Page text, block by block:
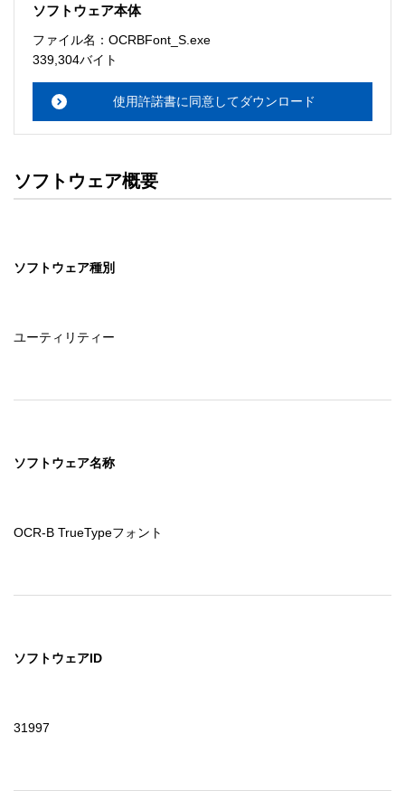
ソフトウェアのサポート
・本サーバでは、ユーザーサポートは行いません。搭載ソ
メーションセンターまでお願い
ルをお読み下さい。
ソフトウェアの保証範囲
・ソフトウェアのダウンロード・導入はお客様の責任にお
セイコーエプソン株式会社に帰属します。
ソフトウェア本体
ファイル名：OCRBFont_S.exe
339,304バイト
使用許諾書に同意してダウンロード
ソフトウェア概要
ソフトウェア種別
ユーティリティー
ソフトウェア名称
OCR-B TrueTypeフォント
ソフトウェアID
31997